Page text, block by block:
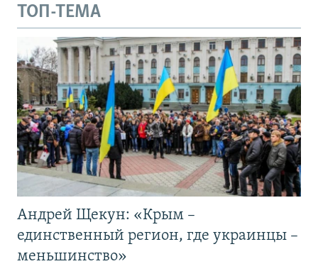
ТОП-ТЕМА
Андрей Щекун: «Крым –
единственный регион, где украинцы –
меньшинство»